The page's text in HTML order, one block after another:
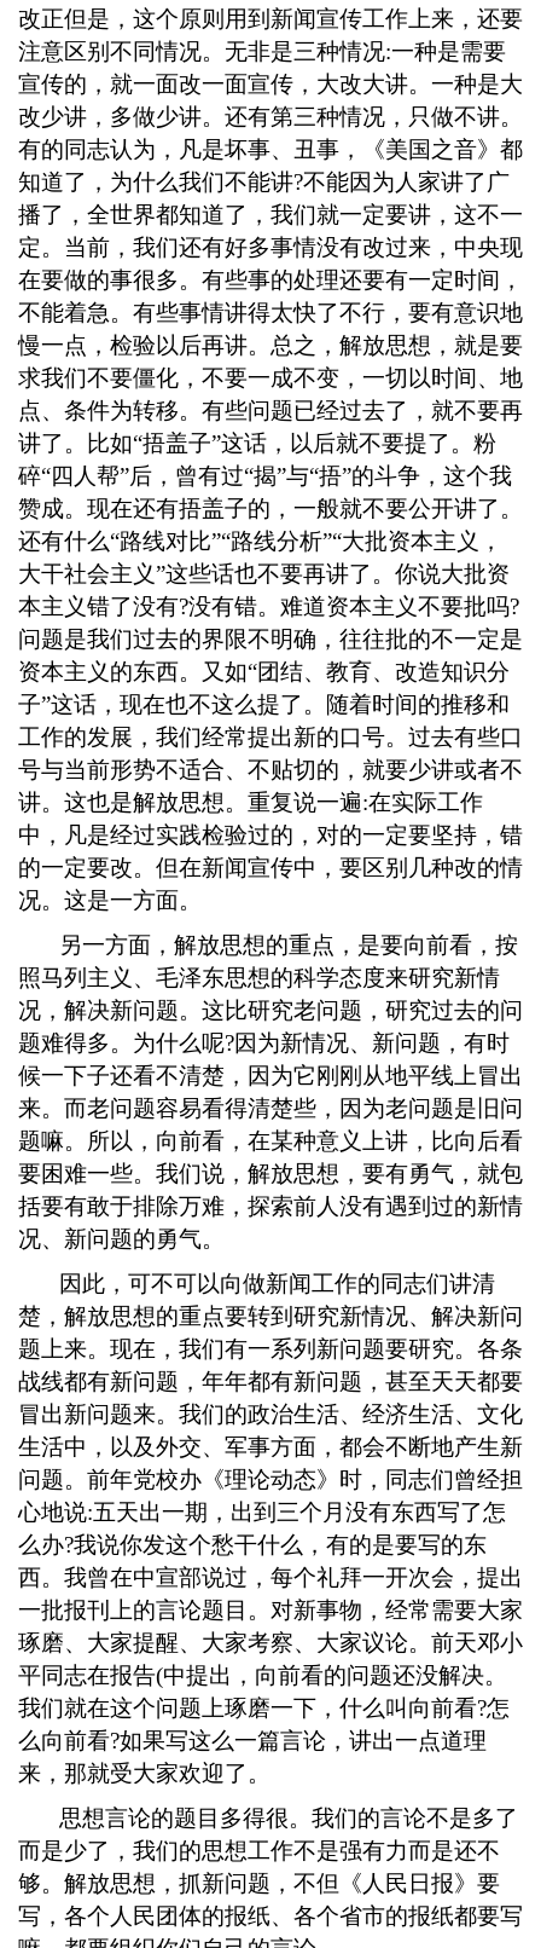
改正但是 ， 这个原则用到新闻宣传工作上来 ， 还要
注意区别不同情况。无非是三种情况:一种是需要
宣传的 ， 就一面改一面宣传 ， 大改大讲。一种是大
改少讲 ， 多做少讲。还有第三种情况 ， 只做不讲。
有的同志认为 ， 凡是坏事、丑事 ，
《美国之音》都
知道了 ， 为什么我们不能讲?不能因为人家讲了广
播了 ， 全世界都知道了 ， 我们就一定要讲 ， 这不一
定。当前 ， 我们还有好多事情没有改过来 ， 中央现
在要做的事很多。有些事的处理还要有一定时间 ，
不能着急。有些事情讲得太快了不行 ， 要有意识地
慢一点 ， 检验以后再讲。总之，解放思想 ， 就是要
求我们不要僵化 ， 不要一成不变 ， 一切以时间、地
点、条件为转移。有些问题已经过去了 ， 就不要再
讲了。比如“捂盖子”这话 ， 以后就不要提了。粉
碎“四人帮”后 ， 曾有过“揭”与“捂”的斗争 ， 这个我
赞成。现在还有捂盖子的 ， 一般就不要公开讲了。
还有什么“路线对比”“路线分析”“大批资本主义 ，
大干社会主义”这些话也不要再讲了。你说大批资
本主义错了没有?没有错。难道资本主义不要批吗?
问题是我们过去的界限不明确 ， 往往批的不一定是
资本主义的东西。又如“团结、教育、改造知识分
子”这话 ， 现在也不这么提了。随着时间的推移和
工作的发展 ， 我们经常提出新的口号。过去有些口
号与当前形势不适合、不贴切的 ， 就要少讲或者不
讲。这也是解放思想。重复说一遍:在实际工作
中 ， 凡是经过实践检验过的 ， 对的一定要坚持 ， 错
的一定要改。但在新闻宣传中 ， 要区别几种改的情
况。这是一方面。
另一方面 ， 解放思想的重点 ， 是要向前看 ， 按
照马列主义、毛泽东思想的科学态度来研究新情
况 ， 解决新问题。这比研究老问题 ， 研究过去的问
题难得多。为什么呢?因为新情况、新问题 ， 有时
候一下子还看不清楚 ， 因为它刚刚从地平线上冒出
来。而老问题容易看得清楚些 ， 因为老问题是旧问
题嘛。所以 ， 向前看 ， 在某种意义上讲 ， 比向后看
要困难一些。我们说 ， 解放思想 ， 要有勇气 ， 就包
括要有敢于排除万难 ， 探索前人没有遇到过的新情
况、新问题的勇气。
因此 ， 可不可以向做新闻工作的同志们讲清
楚 ， 解放思想的重点要转到研究新情况、解决新问
题上来。现在 ， 我们有一系列新问题要研究。各条
战线都有新问题 ， 年年都有新问题 ， 甚至天天都要
冒出新问题来。我们的政治生活、经济生活、文化
生活中 ， 以及外交、军事方面 ， 都会不断地产生新
问题。前年党校办《理论动态》时 ， 同志们曾经担
心地说:五天出一期 ， 出到三个月没有东西写了怎
么办?我说你发这个愁干什么 ， 有的是要写的东
西。我曾在中宣部说过 ， 每个礼拜一开次会 ， 提出
一批报刊上的言论题目。对新事物 ， 经常需要大家
琢磨、大家提醒、大家考察、大家议论。前天邓小
平同志在报告(中提出 ， 向前看的问题还没解决。
我们就在这个问题上琢磨一下 ， 什么叫向前看?怎
么向前看?如果写这么一篇言论 ， 讲出一点道理
来 ， 那就受大家欢迎了。
思想言论的题目多得很。我们的言论不是多了
而是少了 ， 我们的思想工作不是强有力而是还不
够。解放思想 ， 抓新问题 ， 不但《人民日报》要
写 ， 各个人民团体的报纸、各个省市的报纸都要写